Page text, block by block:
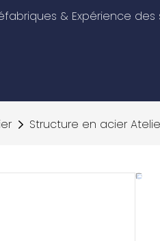
& Expérience des
Structure en acier